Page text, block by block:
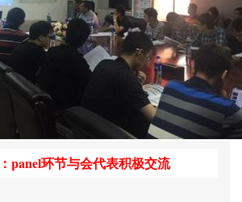
panel环节与会代表积极交流